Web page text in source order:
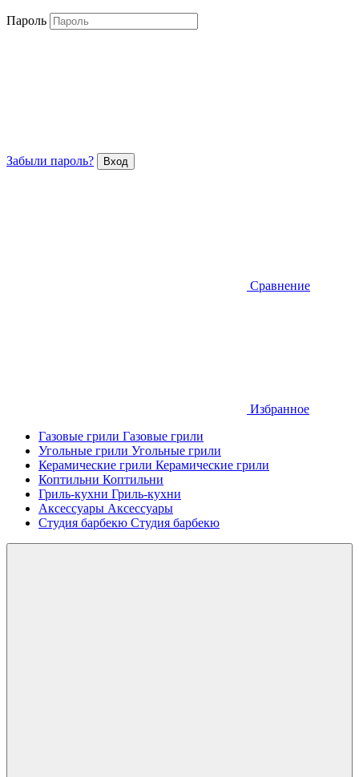
Пароль
Забыли пароль?
Сравнение
Избранное
Газовые грили Газовые грили
Угольные грили Угольные грили
Керамические грили Керамические грили
Коптильни Коптильни
Гриль-кухни Гриль-кухни
Аксессуары Аксессуары
Студия барбекю Студия барбекю